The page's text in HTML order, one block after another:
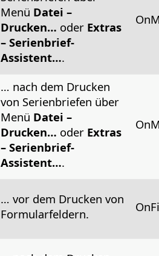
Menü Datei –
Drucken… oder Extras
– Serienbrief-
Assistent….
… nach dem Drucken
von Serienbriefen über
Menü Datei –
Drucken… oder Extras
– Serienbrief-
Assistent….
… vor dem Drucken von
Formularfeldern.